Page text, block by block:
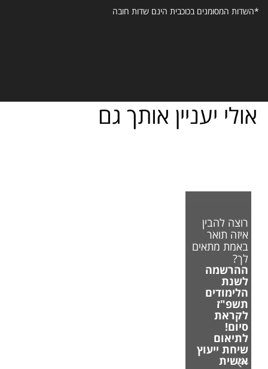
*השדות המסומנים בכוכבית הינם שדות חובה
אולי יעניין אותך גם
רוצה להבין
איזה תואר
באמת מתאים
לך?
ההרשמה
לשנת
הלימודים
תשפ"ז
לקראת
סיום!
לתיאום
שיחת ייעוץ
אישית